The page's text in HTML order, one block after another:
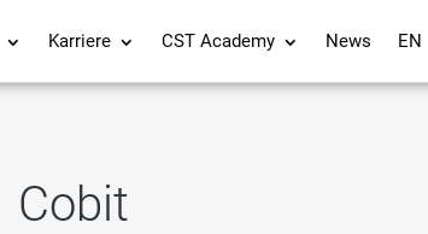
Karriere CST Academy News EN
Cobit